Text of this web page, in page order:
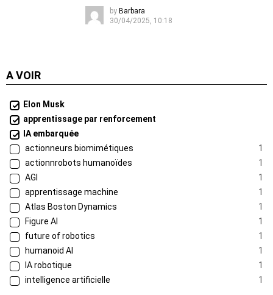
by Barbara
30/04/2025, 10:18
A VOIR
Elon Musk
apprentissage par renforcement
IA embarquée
actionneurs biomimétiques
1
actionnrobots humanoïdes
1
AGI
1
apprentissage machine
1
Atlas Boston Dynamics
1
Figure AI
1
future of robotics
1
humanoid AI
1
IA robotique
1
intelligence artificielle
1